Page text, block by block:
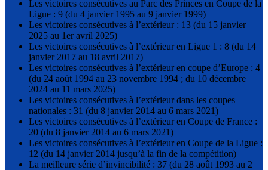
Les victoires consécutives au Parc des Princes en Coupe de la
Ligue : 9 (du 4 janvier 1995 au 9 janvier 1999)
Les victoires consécutives à l’extérieur : 13 (du 15 janvier
2025 au 1er avril 2025)
Les victoires consécutives à l’extérieur en Ligue 1 : 8 (du 14
janvier 2017 au 18 avril 2017)
Les victoires consécutives à l’extérieur en coupe d’Europe : 4
(du 24 août 1994 au 23 novembre 1994 ; du 10 décembre
2024 au 11 mars 2025)
Les victoires consécutives à l’extérieur dans les coupes
nationales : 31 (du 8 janvier 2014 au 6 mars 2021)
Les victoires consécutives à l’extérieur en Coupe de France :
20 (du 8 janvier 2014 au 6 mars 2021)
Les victoires consécutives à l’extérieur en Coupe de la Ligue :
12 (du 14 janvier 2014 jusqu’à la fin de la compétition)
La meilleure série d’invincibilité : 37 (du 28 août 1993 au 2